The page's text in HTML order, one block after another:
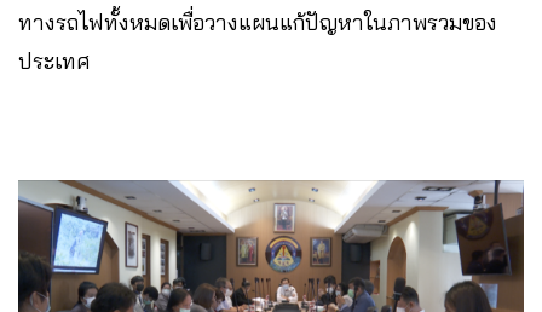
ทางรถไฟทั้งหมดเพื่อวางแผนแก้ปัญหาในภาพรวมของ
ประเทศ